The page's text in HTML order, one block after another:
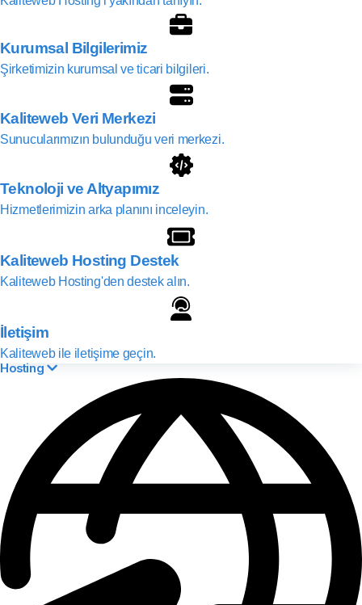
Kurumsal Bilgilerimiz
Şirketimizin kurumsal ve ticari bilgileri.
Kaliteweb Veri Merkezi
Sunucularımızın bulunduğu veri merkezi.
Teknoloji ve Altyapımız
Hizmetlerimizin arka planını inceleyin.
Kaliteweb Hosting Destek
Kaliteweb Hosting'den destek alın.
İletişim
Kaliteweb ile iletişime geçin.
Hosting